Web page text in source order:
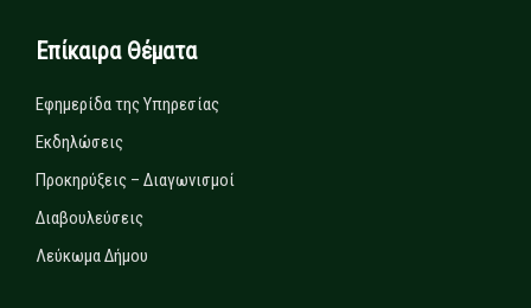
Επίκαιρα Θέματα
Εφημερίδα της Υπηρεσίας
Εκδηλώσεις
Προκηρύξεις – Διαγωνισμοί
Διαβουλεύσεις
Λεύκωμα Δήμου